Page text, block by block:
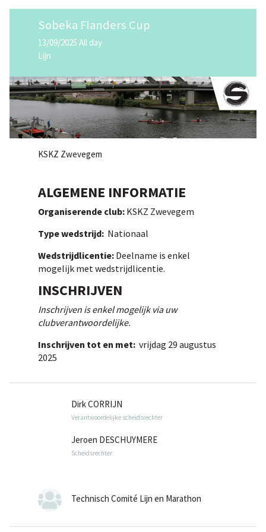
Sobeka Flanders Cup
13/09/2025 All day
Lijn
KSKZ Zwevegem
ALGEMENE INFORMATIE
Organiserende club: KSKZ Zwevegem
Type wedstrijd: Nationaal
Wedstrijdlicentie: Deelname is enkel
mogelijk met wedstrijdlicentie.
INSCHRIJVEN
Inschrijven is enkel mogelijk via uw
clubverantwoordelijke.
Inschrijven tot en met: vrijdag 29 augustus
2025
Dirk CORRIJN
Verantwoordelijke scheidsrechter
Jeroen DESCHUYMERE
Scheidsrechter
Technisch Comité Lijn en Marathon